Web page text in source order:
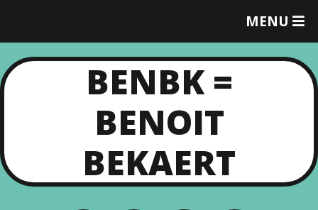
MENU
T
G
L
U
BENBK =
BENOIT
BEKAERT